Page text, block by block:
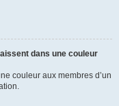
dans une couleur
couleur aux membres d’un